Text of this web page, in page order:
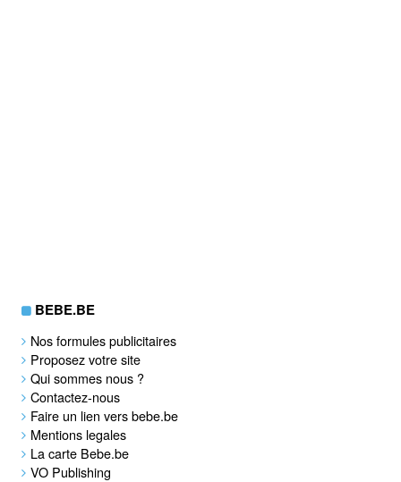
BEBE.BE
Nos formules publicitaires
Proposez votre site
Qui sommes nous ?
Contactez-nous
Faire un lien vers bebe.be
Mentions legales
La carte Bebe.be
VO Publishing